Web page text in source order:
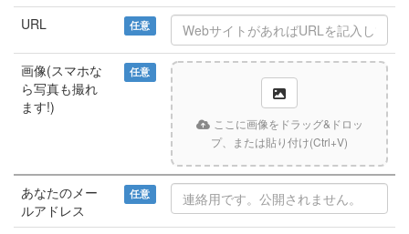
URL 任意
画像(スマホな
ら写真も撮れ
ます!)
任意
ここに画像をドラッグ&ドロッ
プ、または貼り付け(Ctrl+V)
あなたのメー
ルアドレス
任意